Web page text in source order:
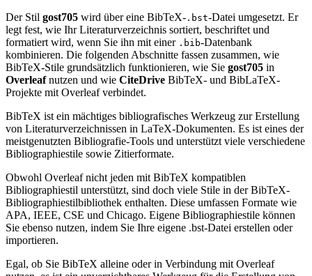
Der Stil gost705 wird über eine BibTeX- .bst-Datei umgesetzt. Er
legt fest, wie Ihr Literaturverzeichnis sortiert, beschriftet und
formatiert wird, wenn Sie ihn mit einer .bib-Datenbank
kombinieren. Die folgenden Abschnitte fassen zusammen, wie
BibTeX-Stile grundsätzlich funktionieren, wie Sie gost705 in
Overleafnutzen und wie CiteDrive BibTeX- und BibLaTeX-
Projekte mit Overleaf verbindet.
BibTeX ist ein mächtiges bibliografisches Werkzeug zur Erstellung
von Literaturverzeichnissen in LaTeX-Dokumenten. Es ist eines der
meistgenutzten Bibliografie-Tools und unterstützt viele verschiedene
Bibliographiestile sowie Zitierformate.
Obwohl Overleaf nicht jeden mit BibTeX kompatiblen
Bibliographiestil unterstützt, sind doch viele Stile in der BibTeX-
Bibliographiestilbibliothek enthalten. Diese umfassen Formate wie
APA, IEEE, CSE und Chicago. Eigene Bibliographiestile können
Sie ebenso nutzen, indem Sie Ihre eigene .bst-Datei erstellen oder
importieren.
Egal, ob Sie BibTeX alleine oder in Verbindung mit Overleaf